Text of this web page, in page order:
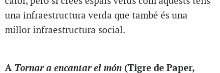
una infraestructura verda que també és una
millor infraestructura social.
A Tornar a encantar el món (Tigre de Paper,